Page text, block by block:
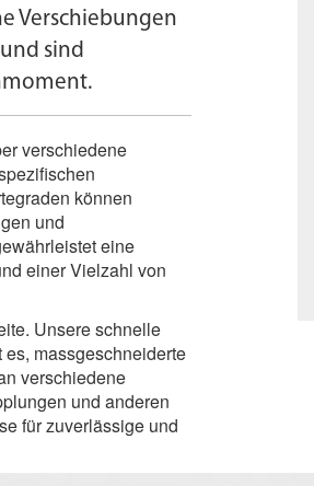
Verschiebungen
sind
verschiedene
können
und
eine
einer Vielzahl von
Unsere schnelle
massgeschneiderte
verschiedene
und anderen
für zuverlässige und